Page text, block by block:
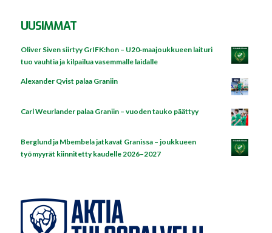
UUSIMMAT
Oliver Siven siirtyy GrIFK:hon – U20‑maajoukkueen laituri
tuo vauhtia ja kilpailua vasemmalle laidalle
Alexander Qvist palaa Graniin
Carl Weurlander palaa Graniin – vuoden tauko päättyy
Berglund ja Mbembela jatkavat Granissa – joukkueen
työmyyrät kiinnitetty kaudelle 2026–2027